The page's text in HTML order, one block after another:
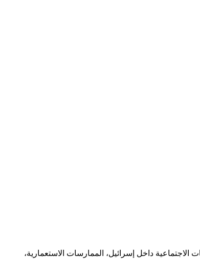
داخل إسرائيل، الممارسات الاستعمارية،